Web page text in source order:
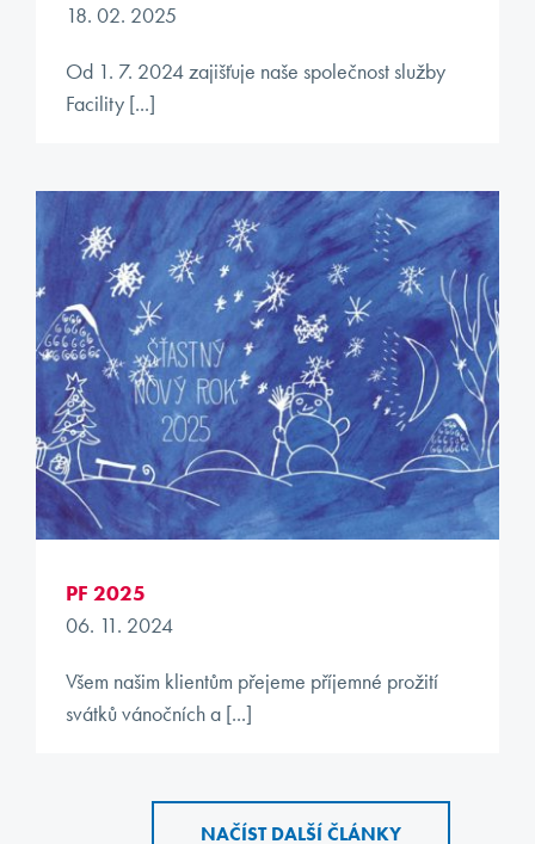
18. 02. 2025
Od 1. 7. 2024 zajišťuje naše společnost služby
Facility [...]
PF 2025
06. 11. 2024
Všem našim klientům přejeme příjemné prožití
svátků vánočních a [...]
NAČÍST DALŠÍ ČLÁNKY